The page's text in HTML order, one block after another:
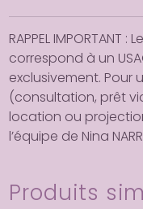
RAPPEL IMPORTANT
correspond à un
exclusivement. Pour
(consultation, prêt
location ou
l’équipe de Nina
Produits